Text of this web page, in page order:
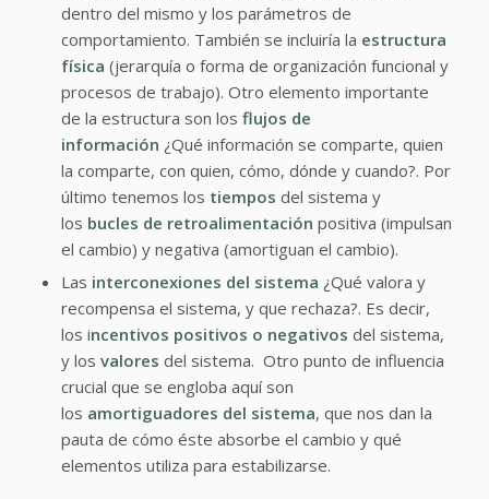
dentro del mismo y los parámetros de
comportamiento. También se incluiría la estructura
física (jerarquía o forma de organización funcional y
procesos de trabajo). Otro elemento importante
de la estructura son los flujos de
información ¿Qué información se comparte, quien
la comparte, con quien, cómo, dónde y cuando?. Por
último tenemos los tiempos del sistema y
los bucles de retroalimentación positiva (impulsan
el cambio) y negativa (amortiguan el cambio).
Las interconexiones del sistema ¿Qué valora y
recompensa el sistema, y que rechaza?. Es decir,
los incentivos positivos o negativos del sistema,
y los valores del sistema. Otro punto de influencia
crucial que se engloba aquí son
los amortiguadores del sistema, que nos dan la
pauta de cómo éste absorbe el cambio y qué
elementos utiliza para estabilizarse.